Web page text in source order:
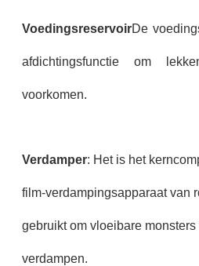
VoedingsreservoirDe
afdichtingsfunctie om
voorkomen.
Verdamper: Het is het
film-verdampingsapparaat van
gebruikt om vloeibare
verdampen.